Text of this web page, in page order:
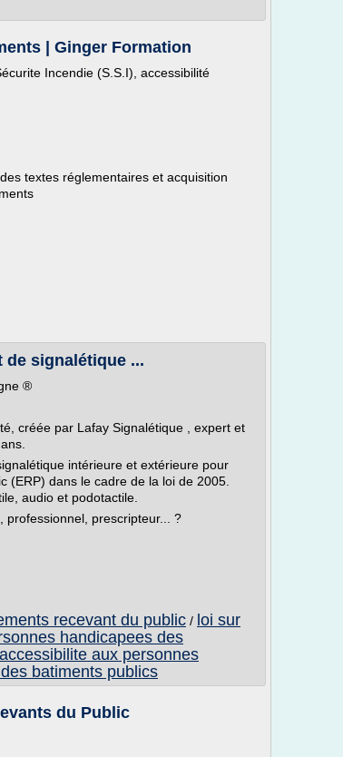
| Ginger Formation
Incendie (S.S.I), accessibilité
textes réglementaires et acquisition
de signalétique ...
®
créée par Lafay Signalétique , expert et
intérieure et extérieure pour
(ERP) dans le cadre de la loi de 2005.
audio et podotactile.
professionnel, prescripteur... ?
recevant du public / loi sur
handicapees des
aux personnes
batiments publics
du Public